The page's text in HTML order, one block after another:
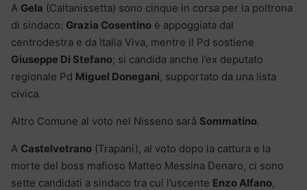
A Gela (Caltanissetta) sono cinque in corsa per la poltrona
di sindaco: Grazia Cosentino è appoggiata dal
centrodestra e da Italia Viva, mentre il Pd sostiene
Giuseppe Di Stefano; si candida anche l’ex deputato
regionale Pd Miguel Donegani, supportato da una lista
civica.
Altro Comune al voto nel Nisseno sarà Sommatino.
A Castelvetrano (Trapani), al voto dopo la cattura e la
morte del boss mafioso Matteo Messina Denaro, ci sono
sette candidati a sindaco tra cui l’uscente Enzo Alfano,